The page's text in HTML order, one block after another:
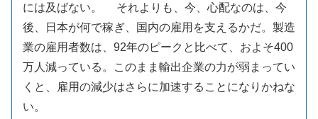
には及ばない。 それよりも、今、心配なのは、今
後、日本が何で稼ぎ、国内の雇用を支えるかだ。製造
業の雇用者数は、92年のピークと比べて、およそ400
万人減っている。このまま輸出企業の力が弱まってい
くと、雇用の減少はさらに加速することになりかねな
い。